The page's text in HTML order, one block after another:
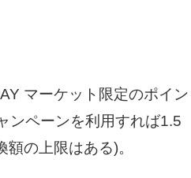
マーケット限定のポイン
ンペーンを利用すれば1.5
の上限はある)。